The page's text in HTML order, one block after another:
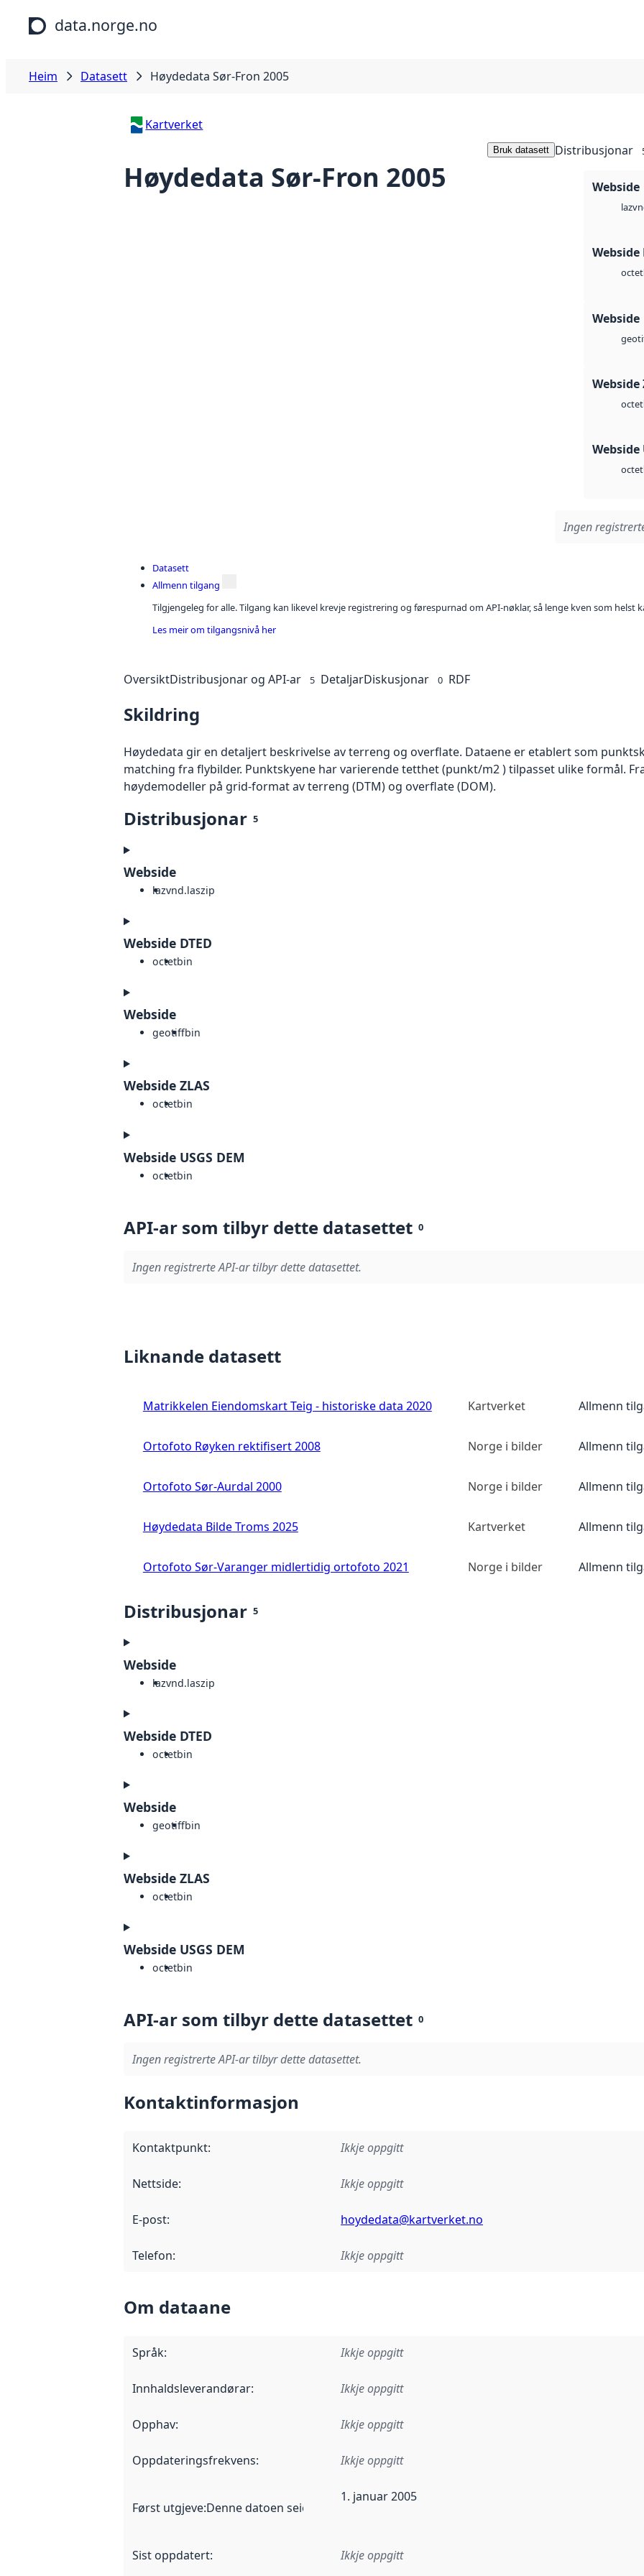
Hopp til hovudinnhald
data.norge.no
Heim Datasett Høydedata Sør-Fron 2005
Kartverket
Høydedata Sør-Fron 2005
Bruk datasett Distribusjonar
Webside
laz
Webside
octet
Webside
Webside
octet
Webside
octet
Ingen
Datasett
Allmenn tilgang
Tilgjengeleg for alle. Tilgang kan likevel krevje registrering og førespurnad om API-nøklar, så lenge kven som helst
Les meir om tilgangsnivå her
OversiktDistribusjonar og API-ar 5 DetaljarDiskusjonar 0 RDF
Skildring
Høydedata gir en detaljert beskrivelse av terreng og overflate. Dataene er etablert som
matching fra flybilder. Punktskyene har varierende tetthet (punkt/m2 ) tilpasset ulike formål.
høydemodeller på grid-format av terreng (DTM) og overflate (DOM).
Distribusjonar 5
Webside
lazvnd.laszip
Webside DTED
octetbin
Webside
geotiffbin
Webside ZLAS
octetbin
Webside USGS DEM
octetbin
API-ar som tilbyr dette datasettet 0
Ingen registrerte API-ar tilbyr dette datasettet.
Liknande datasett
Matrikkelen Eiendomskart Teig - historiske data 2020 Kartverket Allmenn
Ortofoto Røyken rektifisert 2008 Norge i bilder Allmenn
Ortofoto Sør-Aurdal 2000 Norge i bilder Allmenn
Høydedata Bilde Troms 2025 Kartverket Allmenn
Ortofoto Sør-Varanger midlertidig ortofoto 2021 Norge i bilder Allmenn
Distribusjonar 5
Webside
lazvnd.laszip
Webside DTED
octetbin
Webside
geotiffbin
Webside ZLAS
octetbin
Webside USGS DEM
octetbin
API-ar som tilbyr dette datasettet 0
Ingen registrerte API-ar tilbyr dette datasettet.
Kontaktinformasjon
Kontaktpunkt: Ikkje oppgitt
Nettside: Ikkje oppgitt
E-post: hoydedata@kartverket.no
Telefon: Ikkje oppgitt
Om dataane
Språk: Ikkje oppgitt
Innhaldsleverandørar: Ikkje oppgitt
Opphav: Ikkje oppgitt
Oppdateringsfrekvens: Ikkje oppgitt
Først utgjeve:Denne datoen seier når dataa i dette datasettet først blei utgitt. Det kan ha
1. januar 2005
Sist oppdatert: Ikkje oppgitt